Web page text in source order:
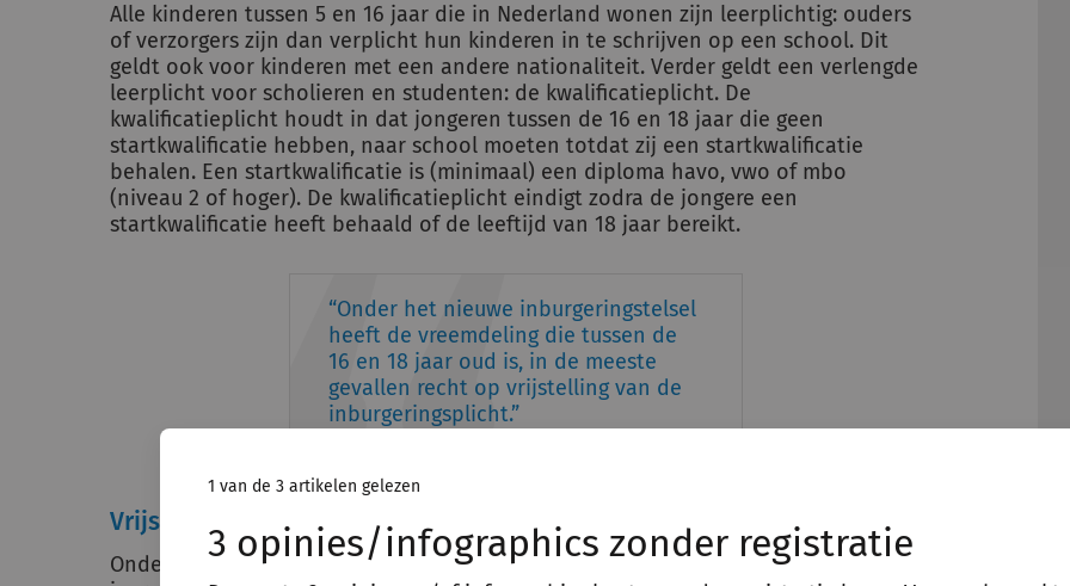
1 van de 3 artikelen gelezen
3 opinies/infographics zonder registratie
Alle kinderen tussen 5 en 16 jaar die in Nederland wonen zijn leerplichtig: ouders
of verzorgers zijn dan verplicht hun kinderen in te schrijven op een school. Dit
geldt ook voor kinderen met een andere nationaliteit. Verder geldt een verlengde
leerplicht voor scholieren en studenten: de kwalificatieplicht. De
kwalificatieplicht houdt in dat jongeren tussen de 16 en 18 jaar die geen
startkwalificatie hebben, naar school moeten totdat zij een startkwalificatie
behalen. Een startkwalificatie is (minimaal) een diploma havo, vwo of mbo
(niveau 2 of hoger). De kwalificatieplicht eindigt zodra de jongere een
startkwalificatie heeft behaald of de leeftijd van 18 jaar bereikt.
Onder het nieuwe inburgeringstelsel
heeft de vreemdeling die tussen de
16 en 18 jaar oud is, in de meeste
gevallen recht op vrijstelling van de
inburgeringsplicht.
Vrijstelling inburgeringsplicht
Onder het nieuwe inburgeringstelsel heeft de vreemdeling die tussen de 16 en 18